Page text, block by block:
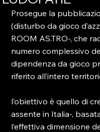
Prosegue la
(disturbo da gioco
ROOM AS.TRO-, che
numero complessivo
dipendenza da gioco
riferito all’intero
l’obiettivo è quello di
assente in Italia-,
l’effettiva dimensione